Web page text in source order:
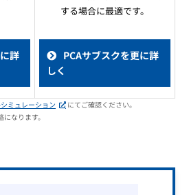
詳
する場合に最適です。
PCAサブスクを更に詳
しく
ミュレーション
にてご確認ください。
なります。